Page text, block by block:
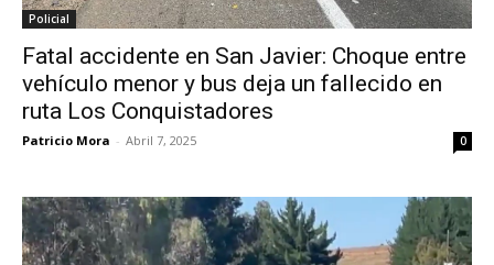
Policial
Fatal accidente en San Javier: Choque entre
vehículo menor y bus deja un fallecido en
ruta Los Conquistadores
Patricio Mora - Abril 7, 2025 0